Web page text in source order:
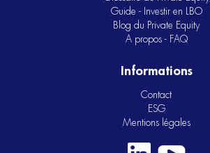
Guide - Investir en LBO
Blog du Private Equity
A propos - FAQ
Informations
Contact
ESG
Mentions légales